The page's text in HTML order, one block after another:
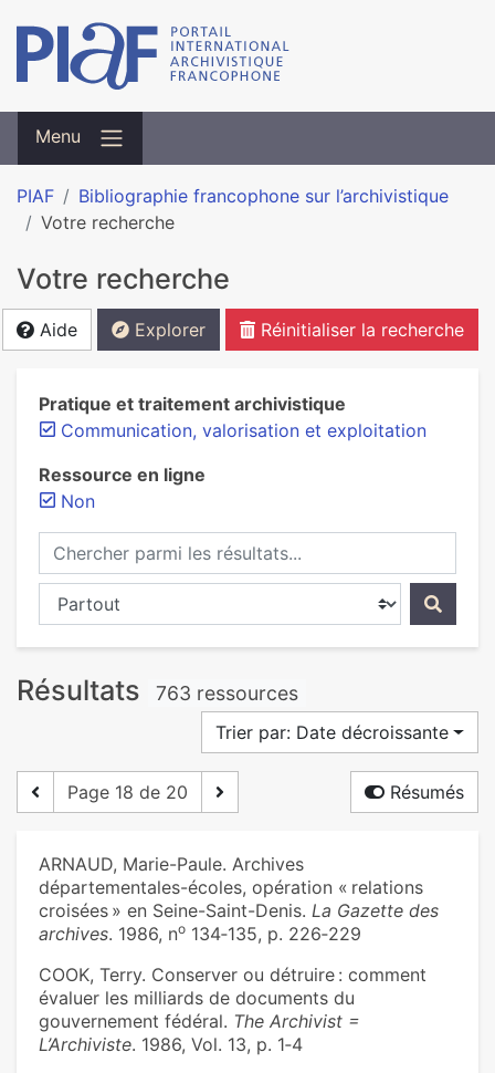
Menu
PIAF
Bibliographie francophone sur l’archivistique
Votre recherche
Votre recherche
Aide Explorer Réinitialiser la recherche
Pratique et traitement archivistique
Communication, valorisation et exploitation
Ressource en ligne
Non
Chercher parmi les résultats...
Chercher dans...
Résultats 763 ressources
Trier par: Date décroissante
Page 18 de 20 Résumés
ARNAUD, Marie-Paule. Archives
départementales-écoles, opération « relations
croisées » en Seine-Saint-Denis. La Gazette des
archives. 1986, no 134‑135, p. 226‑229
COOK, Terry. Conserver ou détruire : comment
évaluer les milliards de documents du
gouvernement fédéral. The Archivist =
L’Archiviste. 1986, Vol. 13, p. 1‑4